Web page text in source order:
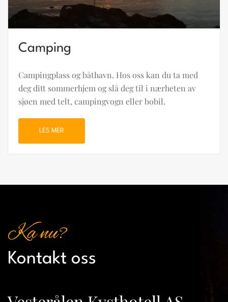
Camping
Campingplass og båthavn. Hos oss kan du ta med
deg ditt sommerhjem og slå deg til i nærheten av
sjøen med telt, campingvogn eller bobil.
LES MER
Ka nu?
Kontakt oss